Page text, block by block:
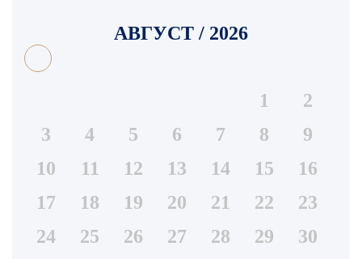
АВГУСТ / 2026
1
2
3
4 5 6 7 8
9
10
11 12 13 14 15
16
17
18 19 20 21 22
23
24
25 26 27 28 29
30